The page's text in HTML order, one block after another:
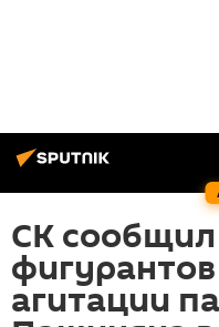
СК сообщил
агитации